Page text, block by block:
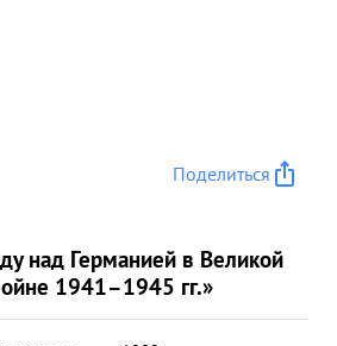
Поделиться
над Германией в Великой
1941–1945 гг.»